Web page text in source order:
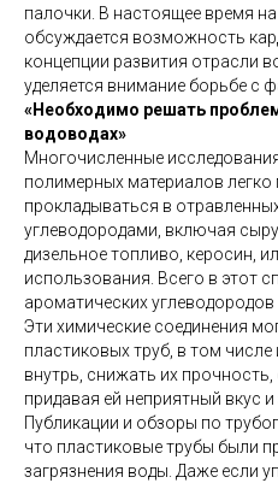
палочки. В настоящее время
обсуждается возможность
концепции развития отрасли
уделяется внимание борьбе с
«Необходимо решать
водоводах»
Многочисленные
полимерных материалов
прокладываться в
углеводородами, включая
дизельное топливо, керосин,
использования. Всего в этот
ароматических углеводородов
Эти химические соединения
пластиковых труб, в том
внутрь, снижать их
придавая ей неприятный вкус и
Публикации и обзоры по
что пластиковые трубы были
загрязнения воды. Даже если